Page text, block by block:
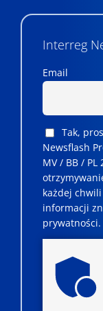
Interreg
Email
Tak,
Newsflash
MV / BB / PL
każdej
informacji
prywatności.